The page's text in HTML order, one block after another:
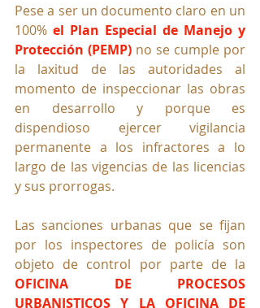
Pese a ser un documento claro en un
100% el Plan Especial de Manejo y
Protección (PEMP) no se cumple por
la laxitud de las autoridades al
momento de inspeccionar las obras
en desarrollo y porque es
dispendioso ejercer vigilancia
permanente a los infractores a lo
largo de las vigencias de las licencias
y sus prorrogas.
Las sanciones urbanas que se fijan
por los inspectores de policía son
OFICINA DE PROCESOS
URBANISTICOS Y LA OFICINA DE